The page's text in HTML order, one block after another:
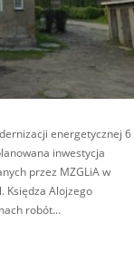
energetycznej 6
inwestycja
przez MZGLiA w
Księdza Alojzego
robót…